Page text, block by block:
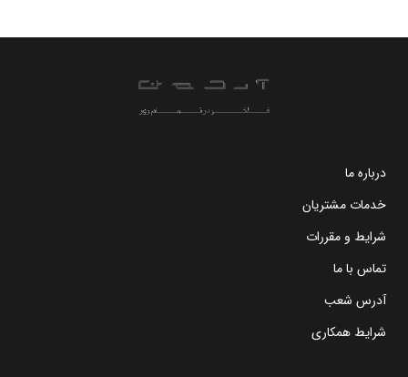
درباره ما
خدمات مشتریان
شرایط و مقررات
تماس با ما
آدرس شعب
شرایط همکاری